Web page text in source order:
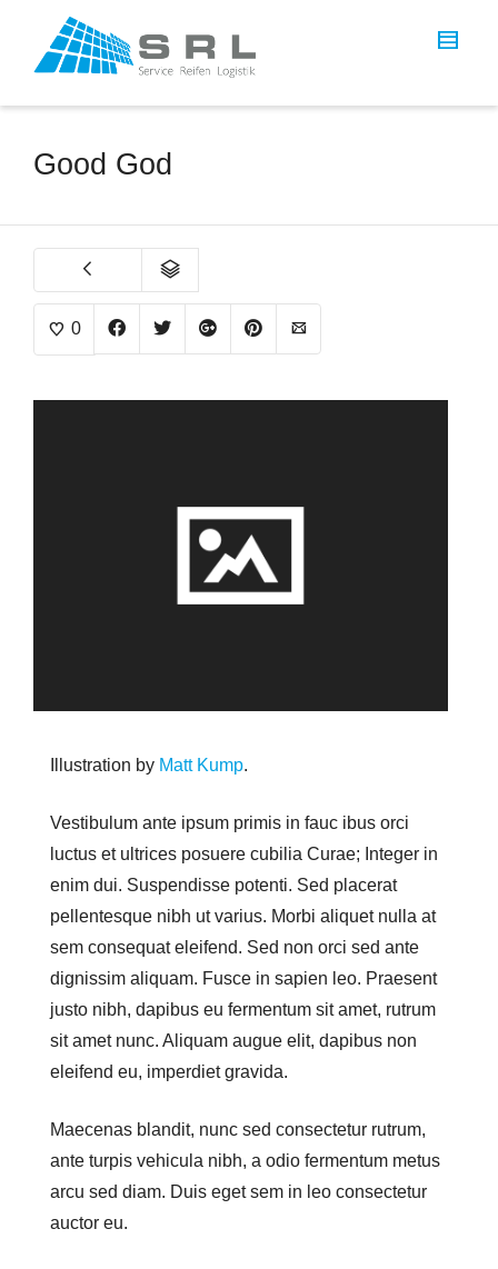
Good God
0
Illustration by Matt Kump.
Vestibulum ante ipsum primis in fauc ibus orci
luctus et ultrices posuere cubilia Curae; Integer in
enim dui. Suspendisse potenti. Sed placerat
pellentesque nibh ut varius. Morbi aliquet nulla at
sem consequat eleifend. Sed non orci sed ante
dignissim aliquam. Fusce in sapien leo. Praesent
justo nibh, dapibus eu fermentum sit amet, rutrum
sit amet nunc. Aliquam augue elit, dapibus non
eleifend eu, imperdiet gravida.
Maecenas blandit, nunc sed consectetur rutrum,
ante turpis vehicula nibh, a odio fermentum metus
arcu sed diam. Duis eget sem in leo consectetur
auctor eu.